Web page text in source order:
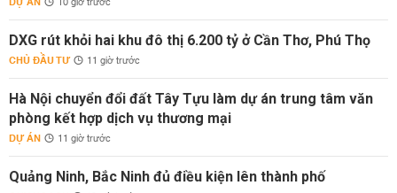
DXG rút khỏi hai khu đô thị 6.200 tỷ ở Cần Thơ, Phú Thọ
CHỦ ĐẦU TƯ 11 giờ trước
Hà Nội chuyển đổi đất Tây Tựu làm dự án trung tâm văn
phòng kết hợp dịch vụ thương mại
DỰ ÁN 11 giờ trước
Quảng Ninh, Bắc Ninh đủ điều kiện lên thành phố